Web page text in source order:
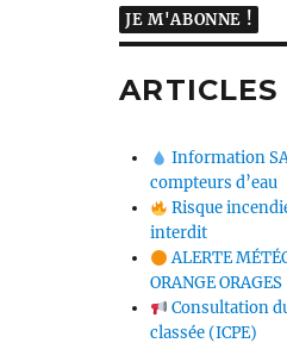
ARTICLES
Information
compteurs d’eau
Risque
interdit
ALERTE
ORANGE ORAGES
Consultation
classée (ICPE)